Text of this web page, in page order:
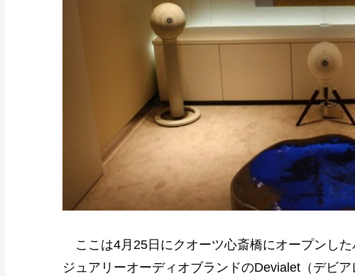
ここは4月25日にクオーツ心斎橋にオープンし
ジュアリーオーディオブランドのDevialet（デビア